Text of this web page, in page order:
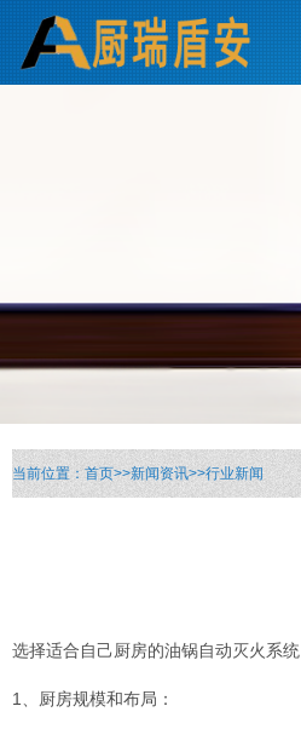
当前位置：首页>>新闻资讯>>行业新闻
选择适合自己厨房的油锅自动灭火系统
1、厨房规模和布局：